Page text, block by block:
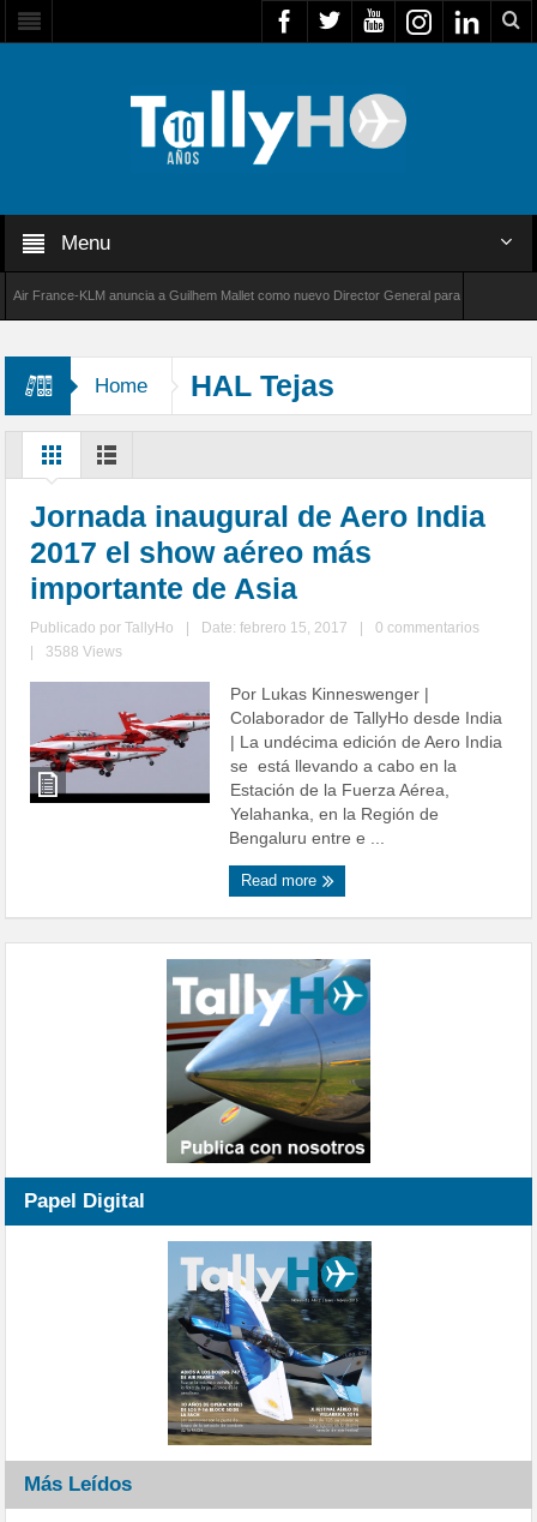
Menu
France-KLM anuncia a Guilhem Mallet como nuevo Director General para América Latina
Home HAL Tejas
Jornada inaugural de Aero India
2017 el show aéreo más
importante de Asia
Publicado porTallyHo Date: febrero 15, 2017
0 commentarios
3588 Views
Por Lukas Kinneswenger |
Colaborador de TallyHo desde India
| La undécima edición de Aero India
se está llevando a cabo en la
Estación de la Fuerza Aérea,
Yelahanka, en la Región de
Bengaluru entre e ...
Read more
Papel Digital
Más Leídos